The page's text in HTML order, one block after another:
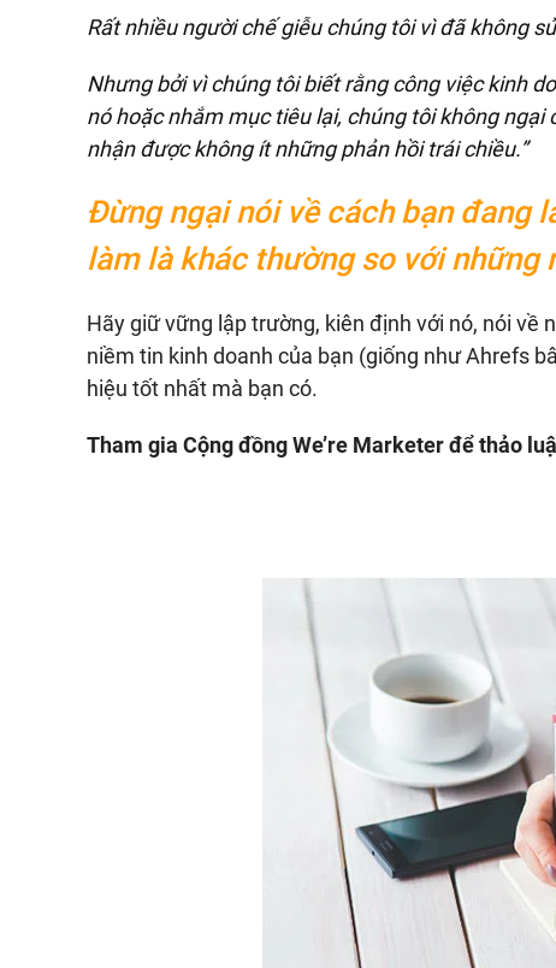
Rất nhiều người chế giễu chúng tôi vì đã không
Nhưng bởi vì chúng tôi biết rằng công việc kinh
nó hoặc nhắm mục tiêu lại, chúng tôi không
nhận được không ít những phản hồi trái chiều.”
Đừng ngại nói về cách bạn đang
làm là khác thường so với những
Hãy giữ vững lập trường, kiên định với nó, nói về
niềm tin kinh doanh của bạn (giống như Ahrefs
hiệu tốt nhất mà bạn có.
Tham gia Cộng đồng We’re Marketer để thảo